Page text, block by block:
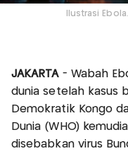
Ilustrasi
JAKARTA- Wabah
dunia setelah kasus
Demokratik Kongo
Dunia (WHO)
disebabkan virus